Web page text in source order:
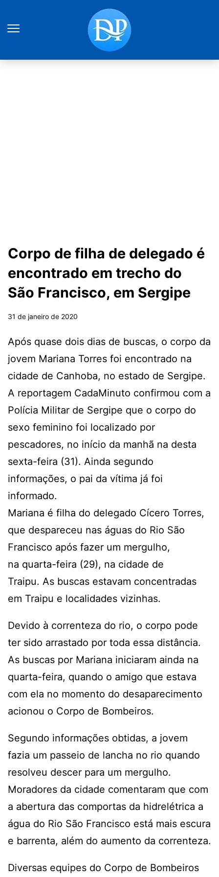
Corpo de filha de delegado é
encontrado em trecho do
São Francisco, em Sergipe
31 de janeiro de 2020
Após quase dois dias de buscas, o corpo da
jovem Mariana Torres foi encontrado na
cidade de Canhoba, no estado de Sergipe.
A reportagem CadaMinuto confirmou com a
Polícia Militar de Sergipe que o corpo do
sexo feminino foi localizado por
pescadores, no início da manhã na desta
sexta-feira (31). Ainda segundo
informações, o pai da vítima já foi
informado.
Mariana é filha do delegado Cícero Torres,
que despareceu nas águas do Rio São
Francisco após fazer um mergulho,
na quarta-feira (29), na cidade de
Traipu. As buscas estavam concentradas
em Traipu e localidades vizinhas.
Devido à correnteza do rio, o corpo pode
ter sido arrastado por toda essa distância.
As buscas por Mariana iniciaram ainda na
quarta-feira, quando o amigo que estava
com ela no momento do desaparecimento
acionou o Corpo de Bombeiros.
Segundo informações obtidas, a jovem
fazia um passeio de lancha no rio quando
resolveu descer para um mergulho.
Moradores da cidade comentaram que com
a abertura das comportas da hidrelétrica a
água do Rio São Francisco está mais escura
e barrenta, além do aumento da correnteza.
Diversas equipes do Corpo de Bombeiros